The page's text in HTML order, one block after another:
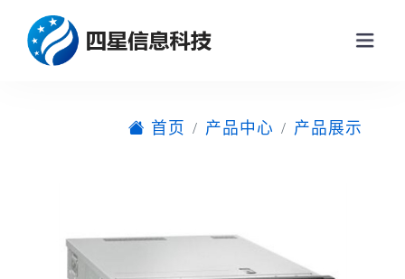
网站首页
首页 产品中心 产品展示